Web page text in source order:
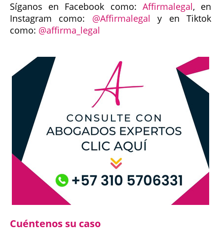
Síganos en Facebook como: Affirmalegal, en
Instagram como: @Affirmalegal y en Tiktok
como: @affirma_legal
Cuéntenos su caso